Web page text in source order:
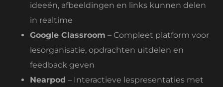
ideeën, afbeeldingen en links kunnen delen
in realtime
Google Classroom – Compleet platform voor
lesorganisatie, opdrachten uitdelen en
feedback geven
Nearpod – Interactieve lespresentaties met